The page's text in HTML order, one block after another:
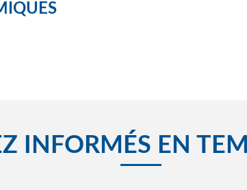
INFORMÉS EN